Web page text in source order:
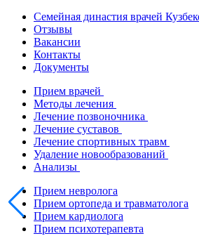
Семейная династия врачей
Отзывы
Вакансии
Контакты
Документы
Прием врачей
Методы лечения
Лечение позвоночника
Лечение суставов
Лечение спортивных травм
Удаление новообразований
Анализы
Прием невролога
Прием ортопеда и травматолога
Прием кардиолога
Прием психотерапевта